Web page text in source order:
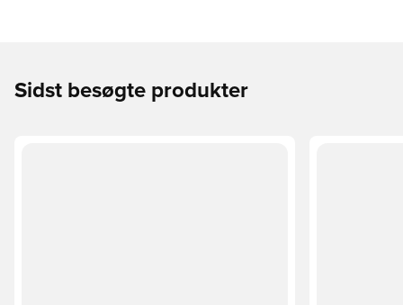
Sidst besøgte produkter